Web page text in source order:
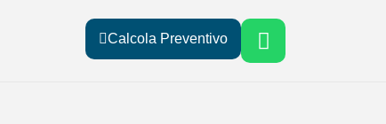
Calcola Preventivo